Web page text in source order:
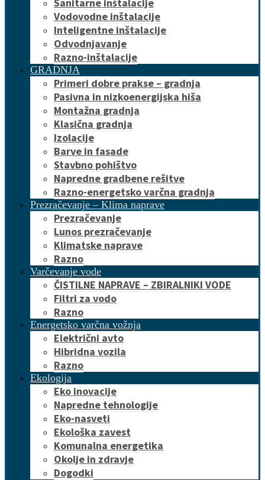
Vodovodne inštalacije
Inteligentne inštalacije
Odvodnjavanje
Razno-inštalacije
GRADNJA
Primeri dobre prakse – gradnja
Pasivna in nizkoenergijska hiša
Montažna gradnja
Klasična gradnja
Izolacije
Barve in fasade
Stavbno pohištvo
Napredne gradbene rešitve
Razno-energetsko varčna gradnja
Prezračevanje – Klima naprave
Prezračevanje
Lunos prezračevanje
Klimatske naprave
Razno
Varčevanje vode
ČISTILNE NAPRAVE – ZBIRALNIKI VODE
Filtri za vodo
Razno
Energetsko varčna vožnja
Električni avto
Hibridna vozila
Razno
Ekologija
Eko inovacije
Napredne tehnologije
Eko-nasveti
Ekološka zavest
Komunalna energetika
Okolje in zdravje
Dogodki